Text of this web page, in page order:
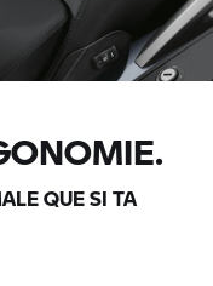
QUE SI TA